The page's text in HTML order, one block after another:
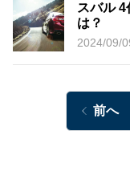
スバル
は？
2024/09/
前へ